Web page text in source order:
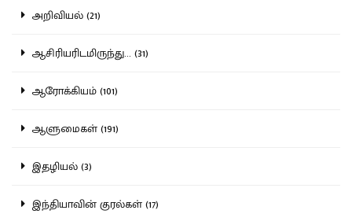
அறிவியல் (21)
ஆசிரியரிடமிருந்து... (31)
ஆரோக்கியம் (101)
ஆளுமைகள் (191)
இதழியல் (3)
இந்தியாவின் குரல்கள் (17)